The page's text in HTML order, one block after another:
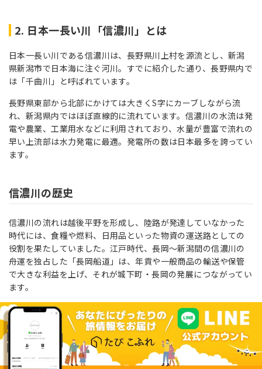
2. 日本一長い川「信濃川」とは
日本一長い川である信濃川は、長野県川上村を源流とし、新潟
県新潟市で日本海に注ぐ河川。すでに紹介した通り、長野県内で
は「千曲川」と呼ばれています。
長野県東部から北部にかけては大きくS字にカーブしながら流
れ、新潟県内ではほぼ直線的に流れています。信濃川の水流は発
電や農業、工業用水などに利用されており、水量が豊富で流れの
早い上流部は水力発電に最適。発電所の数は日本最多を誇ってい
ます。
信濃川の歴史
信濃川の流れは越後平野を形成し、陸路が発達していなかった
時代には、食糧や燃料、日用品といった物資の運送路としての
役割を果たしていました。江戸時代、長岡～新潟間の信濃川の
舟運を独占した「長岡船道」は、年貢や一般商品の輸送や保管
で大きな利益を上げ、それが城下町・長岡の発展につながってい
ます。